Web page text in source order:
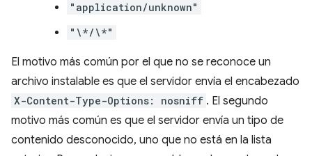
"application/unknown"
"\*/\*"
El motivo más común por el que no se reconoce un
archivo instalable es que el servidor envía el encabezado
X-Content-Type-Options: nosniff . El segundo
motivo más común es que el servidor envía un tipo de
contenido desconocido, uno que no está en la lista